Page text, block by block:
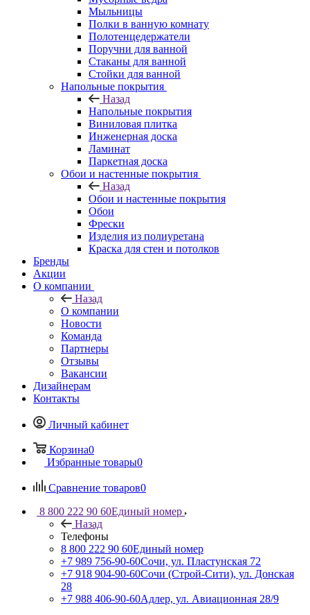
Мыльницы
Полки в ванную комнату
Полотенцедержатели
Поручни для ванной
Стаканы для ванной
Стойки для ванной
Напольные покрытия
Назад
Напольные покрытия
Виниловая плитка
Инженерная доска
Ламинат
Паркетная доска
Обои и настенные покрытия
Назад
Обои и настенные покрытия
Обои
Фрески
Изделия из полиуретана
Краска для стен и потолков
Бренды
Акции
О компании
Назад
О компании
Новости
Команда
Партнеры
Отзывы
Вакансии
Дизайнерам
Контакты
Личный кабинет
Корзина0
Избранные товары0
Сравнение товаров0
8 800 222 90 60Единый номер
Назад
Телефоны
8 800 222 90 60Единый номер
+7 989 756-90-60Сочи, ул. Пластунская 72
+7 918 904-90-60Сочи (Строй-Сити), ул. Донская
28
+7 988 406-90-60Адлер, ул. Авиационная 28/9